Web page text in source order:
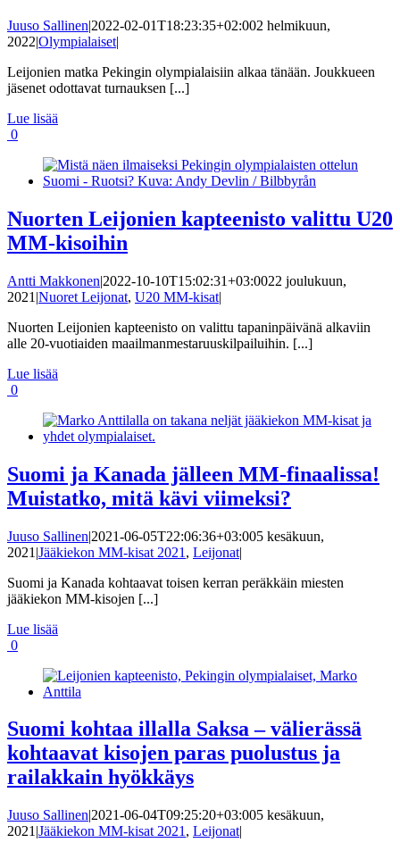
Juuso Sallinen|2022-02-01T18:23:35+02:002 helmikuun,
2022|Olympialaiset|
Leijonien matka Pekingin olympialaisiin alkaa tänään. Joukkueen
jäsenet odottavat turnauksen [...]
Lue lisää
0
Nuorten Leijonien kapteenisto valittu U20
MM-kisoihin
Antti Makkonen|2022-10-10T15:02:31+03:0022 joulukuun,
2021 |Nuoret Leijonat, U20 MM-kisat|
Nuorten Leijonien kapteenisto on valittu tapaninpäivänä alkaviin
alle 20-vuotiaiden maailmanmestaruuskilpailuihin. [...]
Lue lisää
0
Suomi ja Kanada jälleen MM-finaalissa!
Muistatko, mitä kävi viimeksi?
Juuso Sallinen|2021-06-05T22:06:36+03:005 kesäkuun,
2021 |Jääkiekon MM-kisat 2021 , Leijonat|
Suomi ja Kanada kohtaavat toisen kerran peräkkäin miesten
jääkiekon MM-kisojen [...]
Lue lisää
0
Suomi kohtaa illalla Saksa – välierässä
kohtaavat kisojen paras puolustus ja
railakkain hyökkäys
Juuso Sallinen|2021-06-04T09:25:20+03:005 kesäkuun,
2021 |Jääkiekon MM-kisat 2021 , Leijonat|